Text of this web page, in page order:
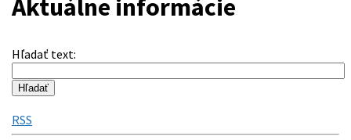
Aktuálne informácie
Hľadať text:
RSS